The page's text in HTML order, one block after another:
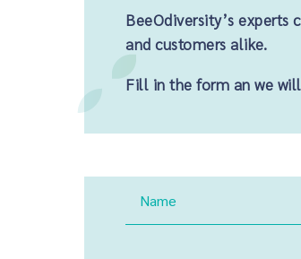
BeeOdiversity’s
and customers alike.
Fill in the form an we